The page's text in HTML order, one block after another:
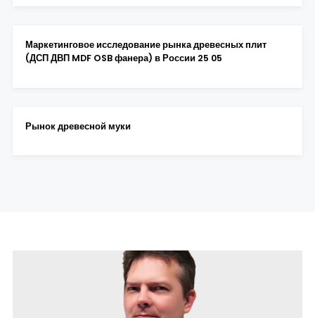
Маркетинговое исследование рынка древесных плит
(ДСП ДВП MDF OSB фанера) в России 25 05
Рынок древесной муки